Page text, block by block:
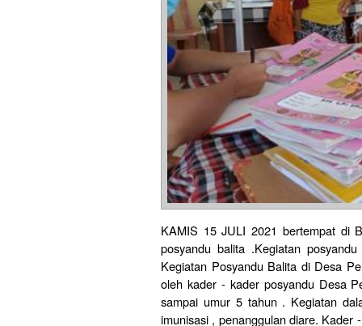
KAMIS 15 JULI 2021 bertempat di
posyandu balita .Kegiatan
Kegiatan Posyandu Balita di Desa
oleh kader - kader posyandu Desa
sampai umur 5 tahun . Kegiatan
imunisasi , penanggulan diare. Kader